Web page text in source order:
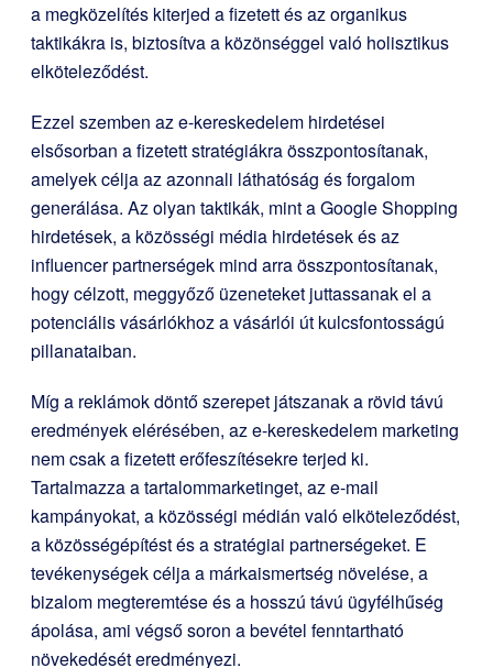
a megközelítés kiterjed a fizetett és az organikus
taktikákra is, biztosítva a közönséggel való holisztikus
elköteleződést.
Ezzel szemben az e-kereskedelem hirdetései
elsősorban a fizetett stratégiákra összpontosítanak,
amelyek célja az azonnali láthatóság és forgalom
generálása. Az olyan taktikák, mint a Google Shopping
hirdetések, a közösségi média hirdetések és az
influencer partnerségek mind arra összpontosítanak,
hogy célzott, meggyőző üzeneteket juttassanak el a
potenciális vásárlókhoz a vásárlói út kulcsfontosságú
pillanataiban.
Míg a reklámok döntő szerepet játszanak a rövid távú
eredmények elérésében, az e-kereskedelem marketing
nem csak a fizetett erőfeszítésekre terjed ki.
Tartalmazza a tartalommarketinget, az e-mail
kampányokat, a közösségi médián való elköteleződést,
a közösségépítést és a stratégiai partnerségeket. E
tevékenységek célja a márkaismertség növelése, a
bizalom megteremtése és a hosszú távú ügyfélhűség
ápolása, ami végső soron a bevétel fenntartható
növekedését eredményezi.